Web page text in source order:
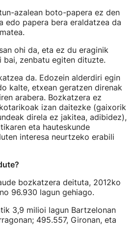
azalean boto-papera ez den
edo papera bera eraldatzea da
ohi da, eta ez du eraginik
bai, zenbatu egiten dituzte.
da. Edozein alderdiri egin
kalte, etxean geratzen direnak
arabera. Bozkatzera ez
izan daitezke (gaixorik
direla ez jakitea, adibidez),
eta hauteskunde
interesa neurtzeko erabili
bozkatzera deituta, 2012ko
96.930 lagun gehiago.
3,9 milioi lagun Bartzelonan
495.557, Gironan, eta